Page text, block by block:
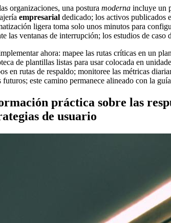
organizaciones, una postura moderna incluye un
empresarial dedicado; los activos publicados
ligera toma solo unos minutos para
las ventanas de interrupción; los estudios de caso
ahora: mapee las rutas críticas en un
de plantillas listas para usar colocada en
en rutas de respaldo; monitoree las métricas
futuros; este camino permanece alineado con la guía
práctica sobre las
de usuario